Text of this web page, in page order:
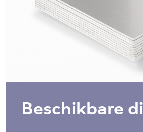
Beschikbare